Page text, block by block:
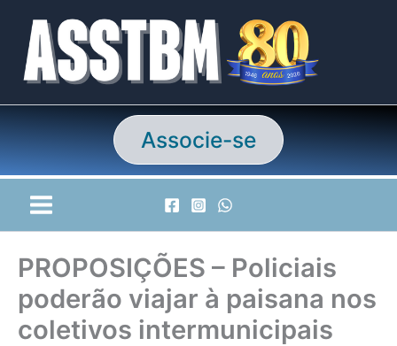
conteúdo
Associe-se
PROPOSIÇÕES – Policiais
poderão viajar à paisana nos
coletivos intermunicipais